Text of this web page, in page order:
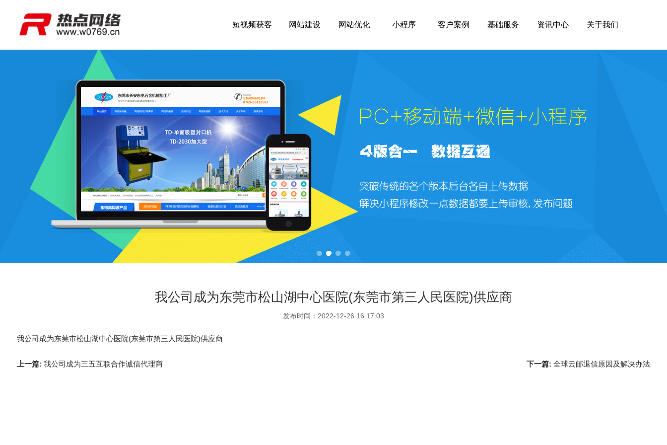
短视频获客 网站建设 网站优化 小程序 客户案例 基础服务 资讯中心 关于我们
我公司成为东莞市松山湖中心医院(东莞市第三人民医院)供应商
发布时间：2022-12-26 16:17:03
我公司成为东莞市松山湖中心医院(东莞市第三人民医院)供应商
上一篇: 我公司成为三五互联合作诚信代理商 下一篇:全球云邮退信原因及解决办法